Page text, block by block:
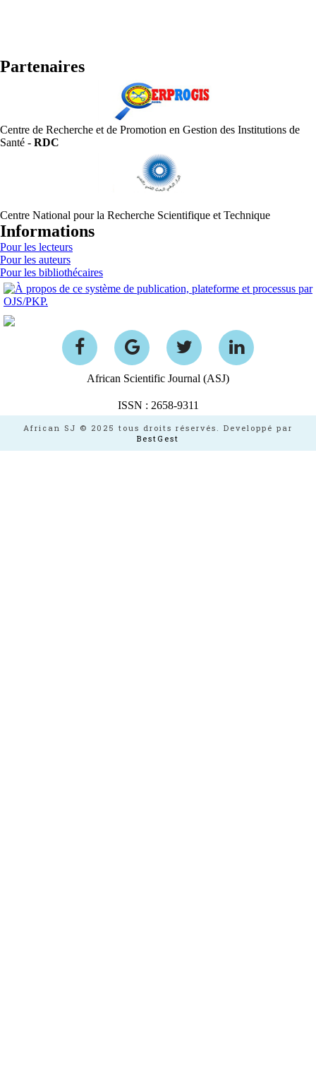
Partenaires
Centre de Recherche et de Promotion en Gestion des Institutions de
Santé - RDC
Centre National pour la Recherche Scientifique et Technique
Informations
Pour les lecteurs
Pour les auteurs
Pour les bibliothécaires
African Scientific Journal (ASJ)
ISSN : 2658-9311
African SJ © 2025 tous droits réservés. Developpé par
BestGest